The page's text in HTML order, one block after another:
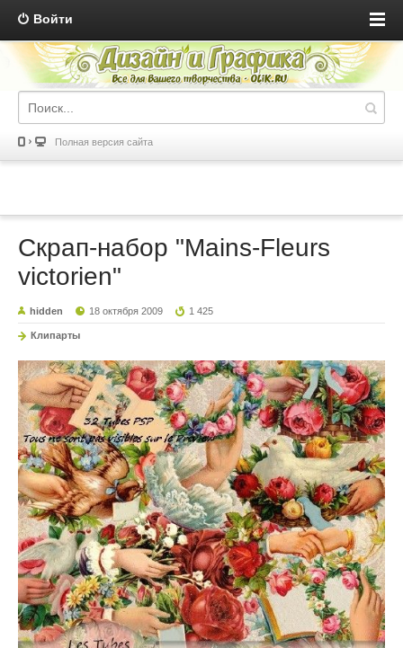
Войти
Полная версия сайта
Скрап-набор "Mains-Fleurs
victorien"
hidden 18 октября 2009 1 425
Клипарты